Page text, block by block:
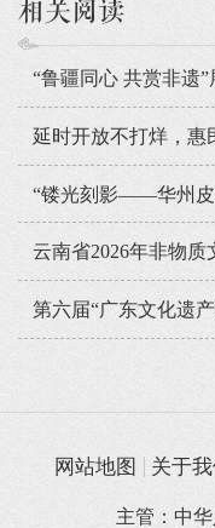
相关阅读
网站地图 关于
主管：中